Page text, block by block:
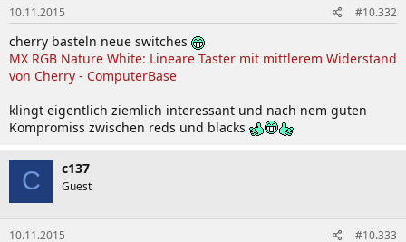
10.11.2015 #10.332
cherry basteln neue switches
MX RGB Nature White: Lineare Taster mit mittlerem Widerstand
von Cherry - ComputerBase
klingt eigentlich ziemlich interessant und nach nem guten
Kompromiss zwischen reds und blacks
C c137
Guest
10.11.2015 #10.333